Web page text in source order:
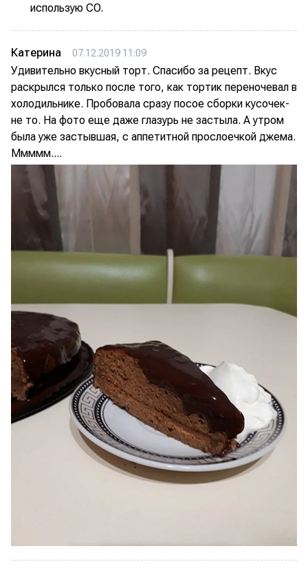
использую CO.
Катерина 07.12.2019 11:09
Удивительно вкусный торт. Спасибо за рецепт. Вкус
раскрылся только после того, как тортик переночевал в
холодильнике. Пробовала сразу посое сборки кусочек-
не то. На фото еще даже глазурь не застыла. А утром
была уже застывшая, с аппетитной прослоечкой джема.
Ммммм....